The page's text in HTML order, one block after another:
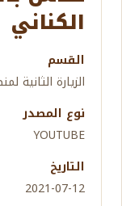
الكناني
القسم
الزيارة الثانية
نوع المصدر
YOUTUBE
التاريخ
2021-07-12